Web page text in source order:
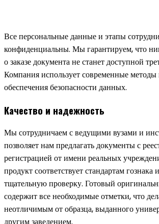
Все персональные данные и этапы
конфиденциальны. Мы гарантируем, что
о заказе документа не станет доступной
Компания использует современные
обеспечения безопасности данных.
Качество и надежность
Мы сотрудничаем с ведущими вузами и
позволяет нам предлагать документы с
регистрацией от имени реальных
продукт соответствует стандартам гознака
тщательную проверку. Готовый
содержит все необходимые отметки, что
неотличимым от образца, выданного